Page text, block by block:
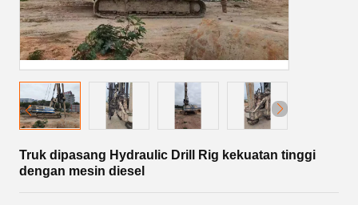
Truk dipasang Hydraulic Drill Rig kekuatan tinggi
dengan mesin diesel